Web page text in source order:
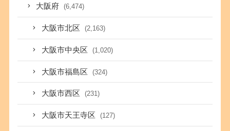
大阪府 (6,474)
大阪市北区 (2,163)
大阪市中央区 (1,020)
大阪市福島区 (324)
大阪市西区 (231)
大阪市天王寺区 (127)